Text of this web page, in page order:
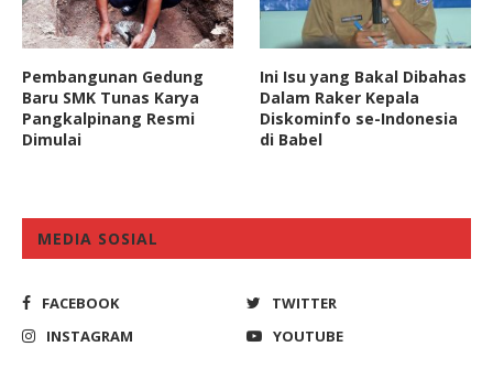
Pembangunan Gedung
Baru SMK Tunas Karya
Pangkalpinang Resmi
Dimulai
Ini Isu yang Bakal Dibahas
Dalam Raker Kepala
Diskominfo se-Indonesia
di Babel
MEDIA SOSIAL
FACEBOOK
TWITTER
INSTAGRAM
YOUTUBE